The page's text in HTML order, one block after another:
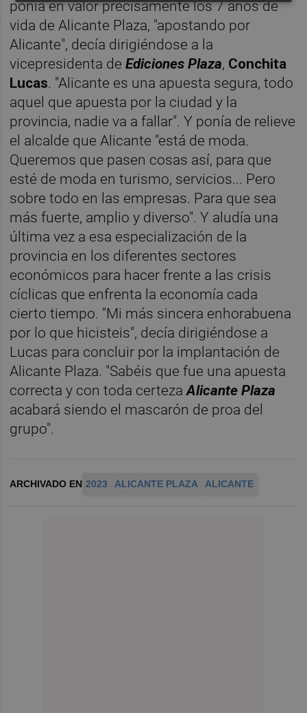
ponía en valor precisamente los 7 años de
vida de Alicante Plaza, "apostando por
Alicante", decía dirigiéndose a la
vicepresidenta deEdicionesPlaza, Conchita
Lucas. "Alicante es una apuesta segura, todo
aquel que apuesta por la ciudad y la
provincia, nadie va a fallar". Y ponía de relieve
el alcalde que Alicante "está de moda.
Queremos que pasen cosas así, para que
esté de moda en turismo, servicios... Pero
sobre todo en las empresas. Para que sea
más fuerte, amplio y diverso". Y aludía una
última vez a esa especialización de la
provincia en los diferentes sectores
económicos para hacer frente a las crisis
cíclicas que enfrenta la economía cada
cierto tiempo. "Mi más sincera enhorabuena
por lo que hicisteis", decía dirigiéndose a
Lucas para concluir por la implantación de
Alicante Plaza. "Sabéis que fue una apuesta
correcta y con toda certezaAlicante Plaza
acabará siendo el mascarón de proa del
grupo".
ARCHIVADO EN 2023 ALICANTE PLAZA ALICANTE